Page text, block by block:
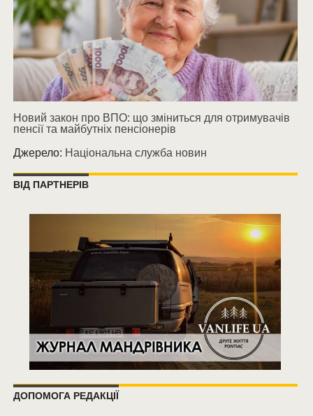
Новий закон про ВПО: що зміниться для отримувачів
пенсії та майбутніх пенсіонерів
Джерело: Національна служба новин
ВІД ПАРТНЕРІВ
ДОПОМОГА РЕДАКЦІЇ